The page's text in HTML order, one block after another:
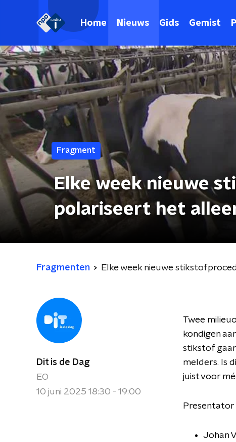
Home Nieuws Gids Gemist
Fragment
Elke week nieuwe
polariseert het
Fragmenten Elke week nieuwe
Dit is de Dag
EO
10 juni 2025 18:30 - 19:00
Twee
kondigen
stikstof
melders. Is
juist voor
Presentator
Johan